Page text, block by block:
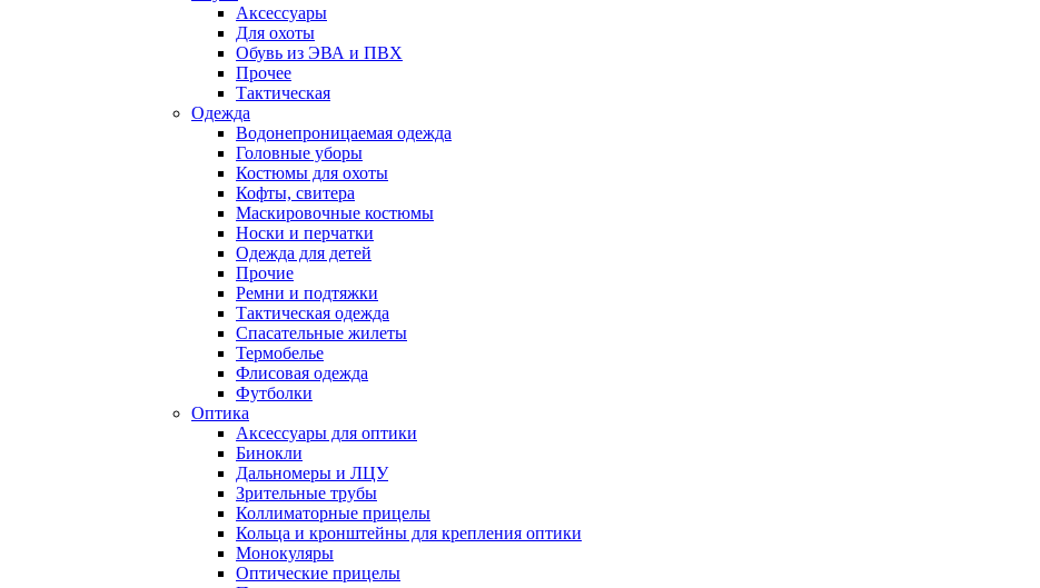
Аксессуары
Для охоты
Обувь из ЭВА и ПВХ
Прочее
Тактическая
Одежда
Водонепроницаемая одежда
Головные уборы
Костюмы для охоты
Кофты, свитера
Маскировочные костюмы
Носки и перчатки
Одежда для детей
Прочие
Ремни и подтяжки
Тактическая одежда
Спасательные жилеты
Термобелье
Флисовая одежда
Футболки
Оптика
Аксессуары для оптики
Бинокли
Дальномеры и ЛЦУ
Зрительные трубы
Коллиматорные прицелы
Кольца и кронштейны для крепления оптики
Монокуляры
Оптические прицелы